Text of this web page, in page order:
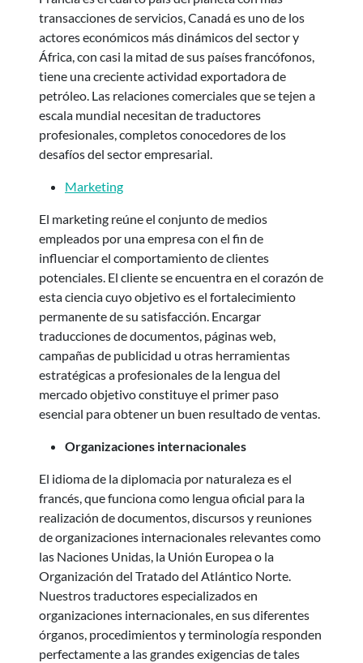
transacciones de servicios, Canadá es uno de los
actores económicos más dinámicos del sector y
África, con casi la mitad de sus países francófonos,
tiene una creciente actividad exportadora de
petróleo. Las relaciones comerciales que se tejen a
escala mundial necesitan de traductores
profesionales, completos conocedores de los
desafíos del sector empresarial.
Marketing
El marketing reúne el conjunto de medios
empleados por una empresa con el fin de
influenciar el comportamiento de clientes
potenciales. El cliente se encuentra en el corazón de
esta ciencia cuyo objetivo es el fortalecimiento
permanente de su satisfacción. Encargar
traducciones de documentos, páginas web,
campañas de publicidad u otras herramientas
estratégicas a profesionales de la lengua del
mercado objetivo constituye el primer paso
esencial para obtener un buen resultado de ventas.
Organizaciones internacionales
El idioma de la diplomacia por naturaleza es el
francés, que funciona como lengua oficial para la
realización de documentos, discursos y reuniones
de organizaciones internacionales relevantes como
las Naciones Unidas, la Unión Europea o la
Organización del Tratado del Atlántico Norte.
Nuestros traductores especializados en
organizaciones internacionales, en sus diferentes
órganos, procedimientos y terminología responden
perfectamente a las grandes exigencias de tales